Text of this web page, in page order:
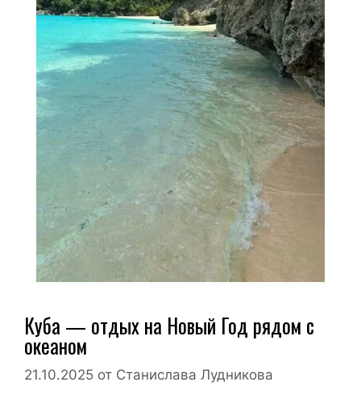
Куба — отдых на Новый Год рядом с
океаном
21.10.2025 от Станислава Лудникова